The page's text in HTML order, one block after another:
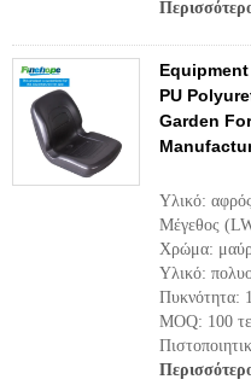
PU
Garden
Υλικό:
Μέγεθος
Χρώμα:
Υλικό:
Πυκνότητα:
MOQ: 100